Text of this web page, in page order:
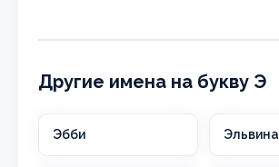
Другие имена на букву Э
Эбби Эльвина